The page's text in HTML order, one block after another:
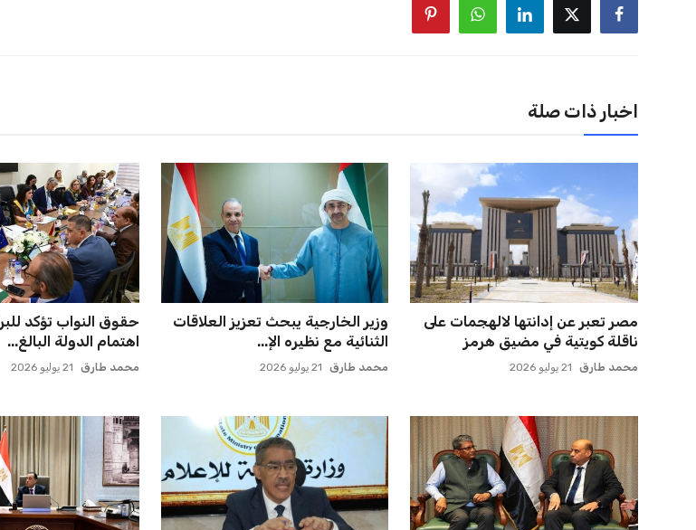
اخبار ذات صلة
مصر تعبر عن إدانتها لالهجمات على
ناقلة كويتية في مضيق هرمز
محمد طارق 21 يوليو 2026
وزير الخارجية يبحث تعزيز العلاقات
الثنائية مع نظيره الإ...
محمد طارق 21 يوليو 2026
حقوق النواب تؤكد
اهتمام الدولة البالغ...
محمد طارق 21 يوليو 2026